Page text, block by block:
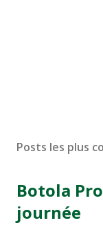
Posts les plus
Botola
journée